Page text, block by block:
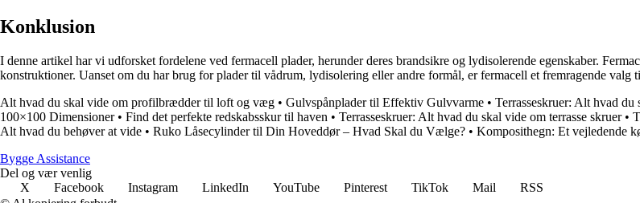
Konklusion
I denne artikel har vi udforsket fordelene ved fermacell plader, herunder deres brandsikre og lydisolerende egenskaber.
konstruktioner. Uanset om du har brug for plader til vådrum, lydisolering eller andre formål, er fermacell et fremragende valg
Alt hvad du skal vide om profilbrædder til loft og væg • Gulvspånplader til Effektiv Gulvvarme • Terrasseskruer: Alt hvad du
100×100 Dimensioner• Find det perfekte redskabsskur til haven • Terrasseskruer: Alt hvad du skal vide om terrasse skruer•
Alt hvad du behøver at vide • Ruko Låsecylinder til Din Hoveddør – Hvad Skal du Vælge? • Komposithegn: Et vejledende
Bygge Assistance
Del og vær venlig
X
Facebook Instagram LinkedIn YouTube Pinterest TikTok Mail
RSS